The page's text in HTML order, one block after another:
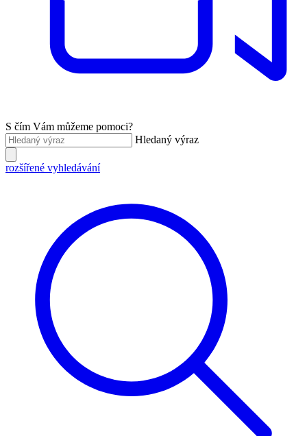
S čím Vám můžeme pomoci?
Hledaný výraz
rozšířené vyhledávání